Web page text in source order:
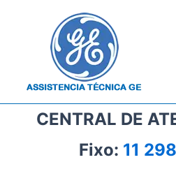
CENTRAL DE
Fixo: 11